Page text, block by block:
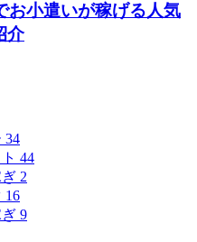
お小遣いが稼げる人気
介
34
44
2
16
9